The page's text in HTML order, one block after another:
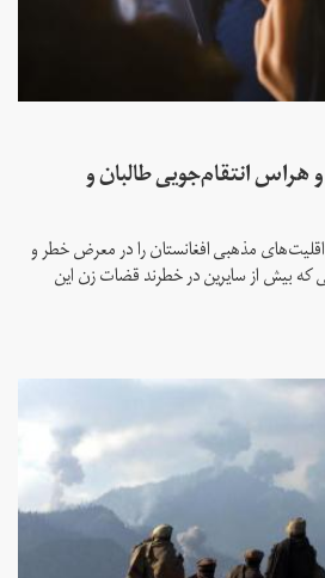
هراس انتقام‌جویی طالبان و
مذهبی افغانستان را در معرض خطر و
که بیش از سایرین در خطرند قضات زن این